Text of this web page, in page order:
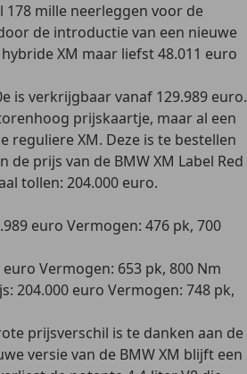
mille neerleggen voor de
de introductie van een nieuwe
XM maar liefst 48.011 euro
is verkrijgbaar vanaf 129.989 euro.
prijskaartje, maar al een
reguliere XM. Deze is te bestellen
de prijs van de BMW XM Label Red
tollen: 204.000 euro.
euro Vermogen: 476 pk, 700
euro Vermogen: 653 pk, 800 Nm
204.000 euro Vermogen: 748 pk,
prijsverschil is te danken aan de
versie van de BMW XM blijft een